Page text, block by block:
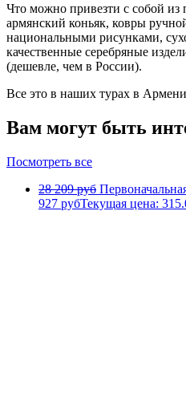
Что можно привезти с собой из
армянский коньяк, ковры
национальными рисунками,
качественные серебряные
(дешевле, чем в России).
Все это в наших турах в
Вам могут быть
Посмотреть все
28 209 руб
927 рубТекущая цена: